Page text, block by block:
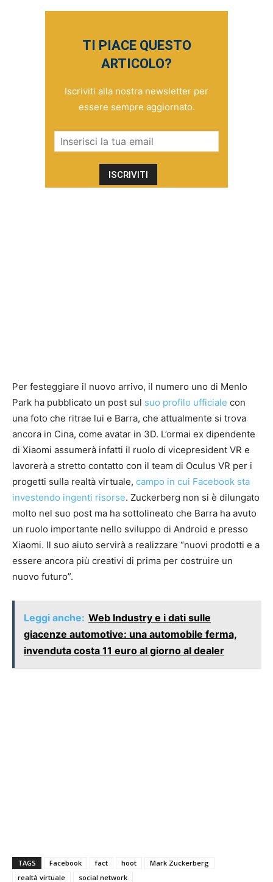
TI PIACE QUESTO
ARTICOLO?
Iscriviti alla nostra newsletter per
essere sempre aggiornato.
Per festeggiare il nuovo arrivo, il numero uno di Menlo
Park ha pubblicato un post sul suo profilo ufficiale con
una foto che ritrae lui e Barra, che attualmente si trova
ancora in Cina, come avatar in 3D. L’ormai ex dipendente
di Xiaomi assumerà infatti il ruolo di vicepresident VR e
lavorerà a stretto contatto con il team di Oculus VR per i
progetti sulla realtà virtuale, campo in cui Facebook sta
investendo ingenti risorse. Zuckerberg non si è dilungato
molto nel suo post ma ha sottolineato che Barra ha avuto
un ruolo importante nello sviluppo di Android e presso
Xiaomi. Il suo aiuto servirà a realizzare “nuovi prodotti e a
essere ancora più creativi di prima per costruire un
nuovo futuro”.
Leggi anche: Web Industry e i dati sulle
giacenze automotive: una automobile ferma,
invenduta costa 11 euro al giorno al dealer
TAGS Facebook fact hoot
Mark Zuckerberg
realtà virtuale
social network